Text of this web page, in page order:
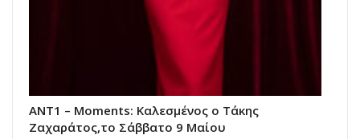
ANT1 – Moments: Καλεσμένος ο Τάκης
Ζαχαράτος,το Σάββατο 9 Μαίου